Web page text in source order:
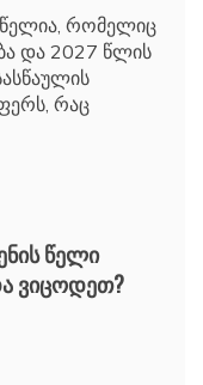
წელია, რომელიც
და 2027 წლის
რაც
წელი
ვიცოდეთ?